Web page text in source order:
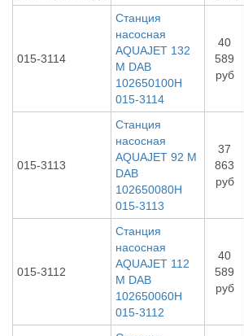
015-3114
Станция
насосная
AQUAJET 132
M DAB
102650100H
015-3114
40
589
руб
015-3113
Станция
насосная
AQUAJET 92 M
DAB
102650080H
015-3113
37
863
руб
015-3112
Станция
насосная
AQUAJET 112
M DAB
102650060H
015-3112
40
589
руб